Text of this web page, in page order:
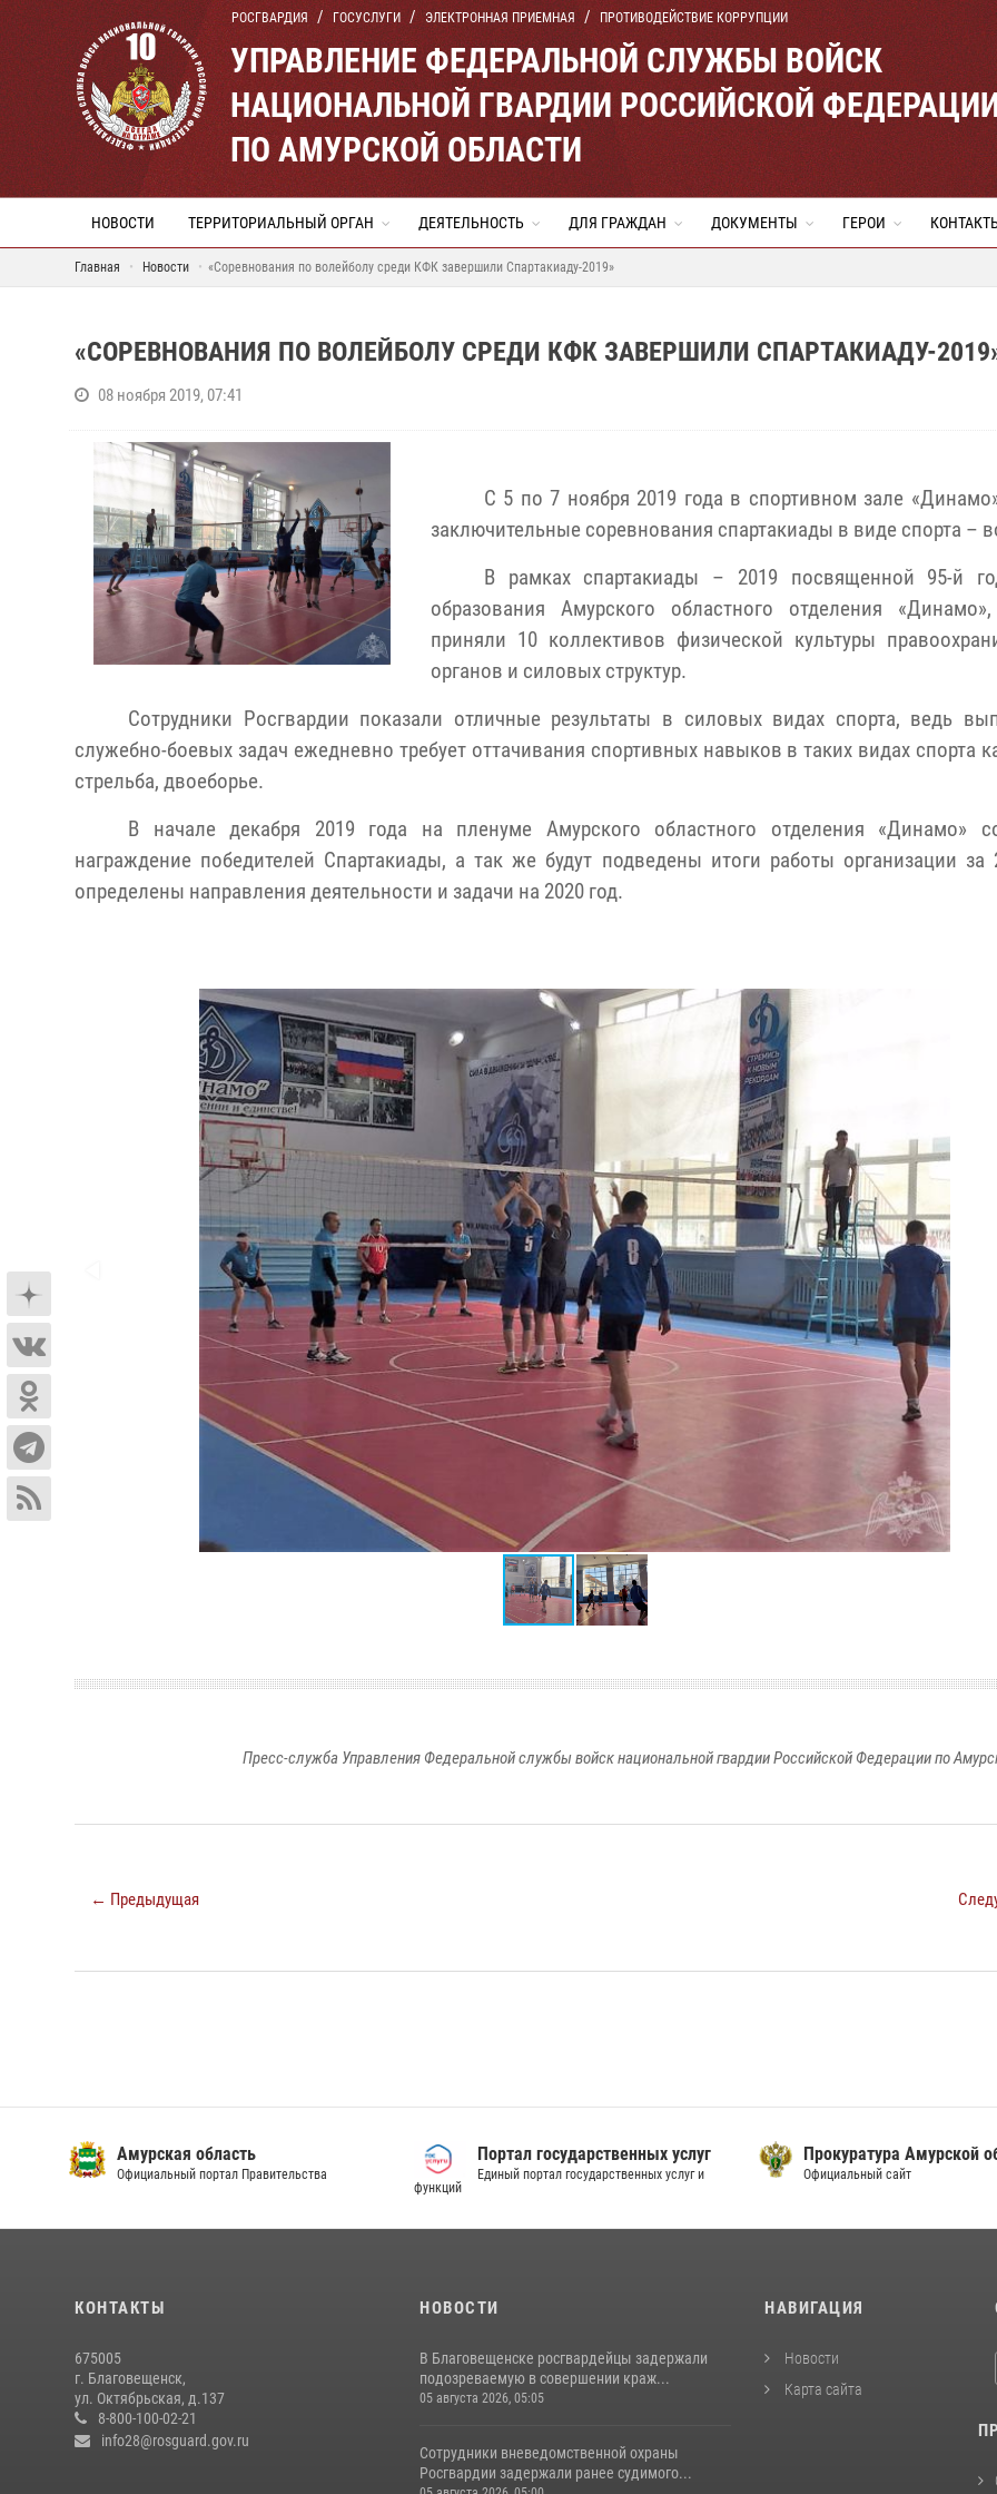
РОСГВАРДИЯ ГОСУСЛУГИ ЭЛЕКТРОННАЯ ПРИЕМНАЯ ПРОТИВОДЕЙСТВИЕ КОРРУПЦИИ
УПРАВЛЕНИЕ ФЕДЕРАЛЬНОЙ СЛУЖБЫ ВОЙСК
НАЦИОНАЛЬНОЙ ГВАРДИИ РОССИЙСКОЙ
ПО АМУРСКОЙ ОБЛАСТИ
НОВОСТИ ТЕРРИТОРИАЛЬНЫЙ ОРГАН ДЕЯТЕЛЬНОСТЬ ДЛЯ ГРАЖДАН ДОКУМЕНТЫ ГЕРОИ
Главная Новости «Соревнования по волейболу среди КФК завершили Спартакиаду-2019»
«СОРЕВНОВАНИЯ ПО ВОЛЕЙБОЛУ СРЕДИ КФК ЗАВЕРШИЛИ СПАРТАКИАДУ-
08 ноября 2019, 07:41
С 5 по 7 ноября 2019 года в спортивном зале
заключительные соревнования спартакиады в виде спорта –
В рамках спартакиады – 2019 посвященной 95-й
образования Амурского областного отделения «Динамо»,
приняли 10 коллективов физической культуры
органов и силовых структур.
Сотрудники Росгвардии показали отличные результаты в силовых видах спорта, ведь
служебно-боевых задач ежедневно требует оттачивания спортивных навыков в таких видах спорта
стрельба, двоеборье.
В начале декабря 2019 года на пленуме Амурского областного отделения «Динамо»
награждение победителей Спартакиады, а так же будут подведены итоги работы организации за
определены направления деятельности и задачи на 2020 год.
Пресс-служба Управления Федеральной службы войск национальной гвардии Российской Федерации по
← Предыдущая
Амурская область
Официальный портал Правительства
Портал государственных услуг
Единый портал государственных услуг и
функций
Прокуратура Амурской
Официальный сайт
КОНТАКТЫ
675005
г. Благовещенск,
ул. Октябрьская, д.137
8-800-100-02-21
info28@rosguard.gov.ru
НОВОСТИ
В Благовещенске росгвардейцы задержали
подозреваемую в совершении краж...
05 августа 2026, 05:05
Сотрудники вневедомственной охраны
Росгвардии задержали ранее судимого...
НАВИГАЦИЯ
Новости
Карта сайта